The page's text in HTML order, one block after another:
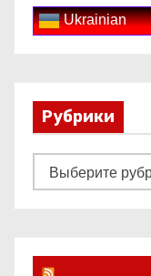
Ukrainian
Рубрики
у